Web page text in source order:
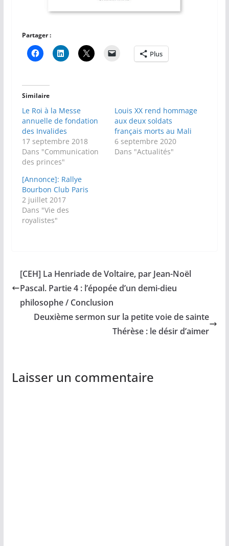
Partager :
Plus
Similaire
Le Roi à la Messe
annuelle de fondation
des Invalides
17 septembre 2018
Dans "Communication
des princes"
Louis XX rend hommage
aux deux soldats
français morts au Mali
6 septembre 2020
Dans "Actualités"
[Annonce]: Rallye
Bourbon Club Paris
2 juillet 2017
Dans "Vie des
royalistes"
[CEH] La Henriade de Voltaire, par Jean-Noël
Pascal. Partie 4 : l’épopée d’un demi-dieu
philosophe / Conclusion
Deuxième sermon sur la petite voie de sainte
Thérèse : le désir d’aimer
Laisser un commentaire